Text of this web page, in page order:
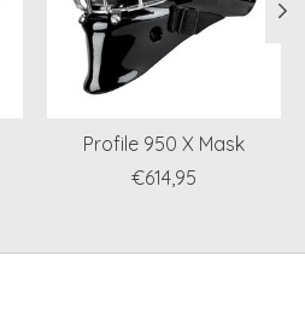
Profile 950 X Mask
€614,95